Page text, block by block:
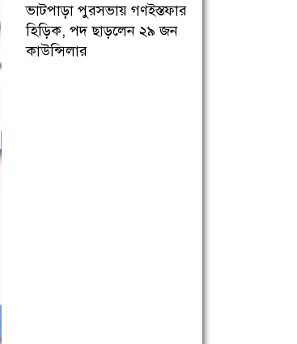
ভাটপাড়া পুরসভায় গণইস্তফার
হিড়িক, পদ ছাড়লেন ২৯ জন
কাউন্সিলার